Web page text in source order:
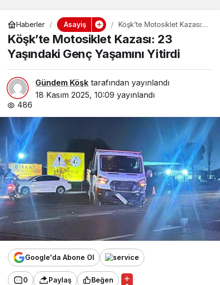
Haberler Asayiş
Köşk’te Motosiklet Kazası:
Yitirdi
Köşk’te Motosiklet Kazası: 23
Yaşındaki Genç Yaşamını Yitirdi
Gündem Köşk tarafından yayınlandı
18 Kasım 2025, 10:09 yayınlandı
486
Google'da Abone Ol
0 Paylaş Beğen